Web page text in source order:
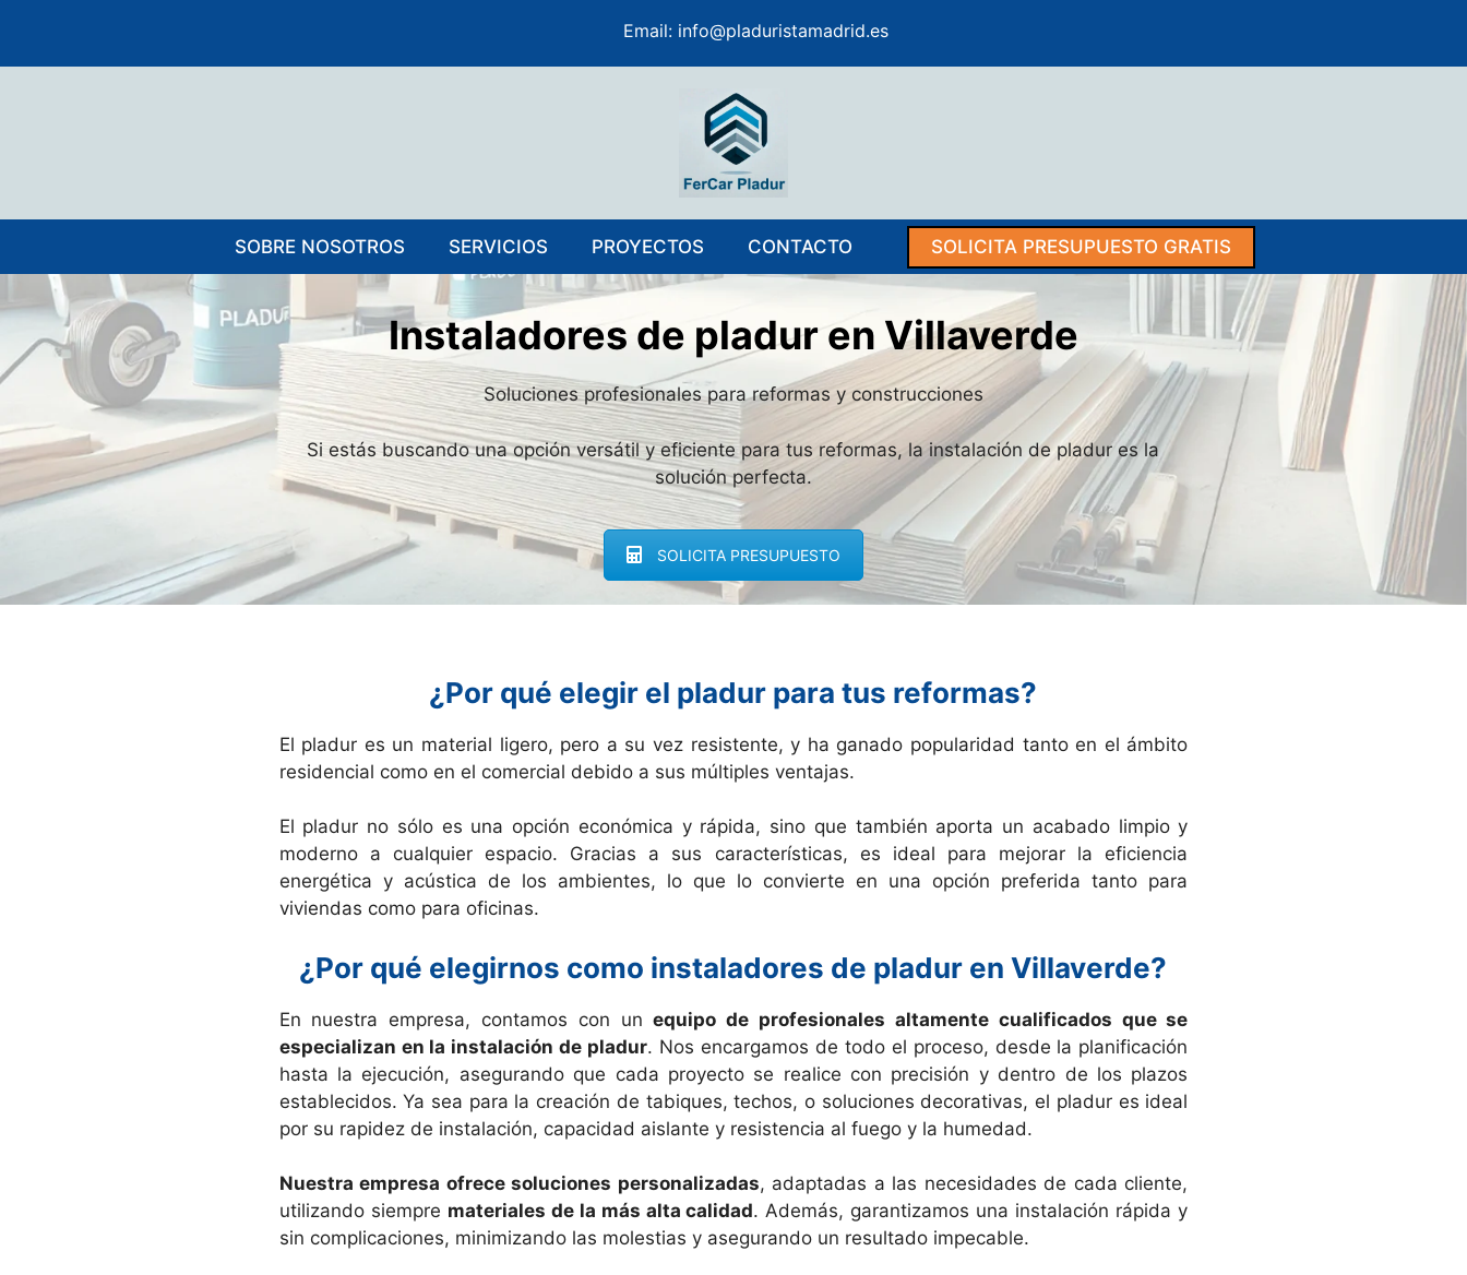
contenido
Email: info@pladuristamadrid.es
SOBRE NOSOTROS SERVICIOS PROYECTOS CONTACTO SOLICITA PRESUPUESTO GRATIS
Instaladores de pladur en Villaverde
Soluciones profesionales para reformas y construcciones
Si estás buscando una opción versátil y eficiente para tus reformas, la instalación de pladur es la
solución perfecta.
SOLICITA PRESUPUESTO
¿Por qué elegir el pladur para tus reformas?
El pladur es un material ligero, pero a su vez resistente, y ha ganado popularidad tanto en el ámbito
residencial como en el comercial debido a sus múltiples ventajas.
El pladur no sólo es una opción económica y rápida, sino que también aporta un acabado limpio y
moderno a cualquier espacio. Gracias a sus características, es ideal para mejorar la eficiencia
energética y acústica de los ambientes, lo que lo convierte en una opción preferida tanto para
viviendas como para oficinas.
¿Por qué elegirnos como instaladores de pladur en Villaverde?
En nuestra empresa, contamos con unequipo de profesionales altamente cualificados que se
especializan en la instalación de pladur. Nos encargamos de todo el proceso, desde la planificación
hasta la ejecución, asegurando que cada proyecto se realice con precisión y dentro de los plazos
establecidos. Ya sea para la creación de tabiques, techos, o soluciones decorativas, el pladur es ideal
por su rapidez de instalación, capacidad aislante y resistencia al fuego y la humedad.
Nuestra empresa ofrece soluciones personalizadas, adaptadas a las necesidades de cada cliente,
utilizando siempre materiales de la más alta calidad. Además, garantizamos una instalación rápida y
sin complicaciones, minimizando las molestias y asegurando un resultado impecable.